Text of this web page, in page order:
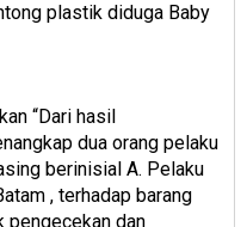
plastik diduga Baby
“Dari hasil
dua orang pelaku
berinisial A. Pelaku
, terhadap barang
pengecekan dan